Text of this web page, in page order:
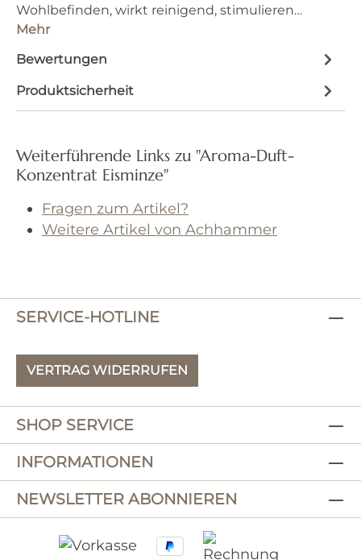
Wohlbefinden, wirkt reinigend, stimulieren…
Mehr
Bewertungen
Produktsicherheit
Weiterführende Links zu "Aroma-Duft-
Konzentrat Eisminze"
Fragen zum Artikel?
Weitere Artikel von Achhammer
SERVICE-HOTLINE
VERTRAG WIDERRUFEN
SHOP SERVICE
INFORMATIONEN
NEWSLETTER ABONNIEREN